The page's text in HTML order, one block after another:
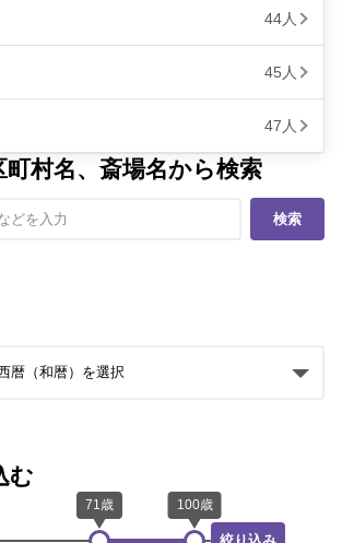
44人
45人
47人
町村名、斎場名から検索
検索
む